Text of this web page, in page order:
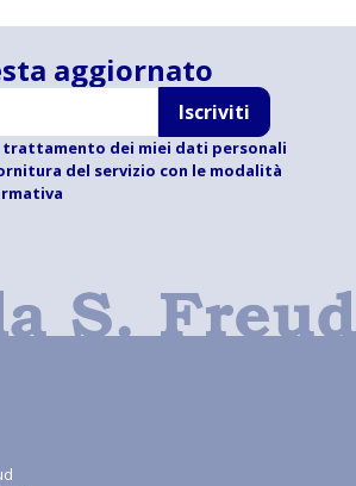
aggiornato
Iscriviti
trattamento dei miei dati personali
del servizio con le modalità